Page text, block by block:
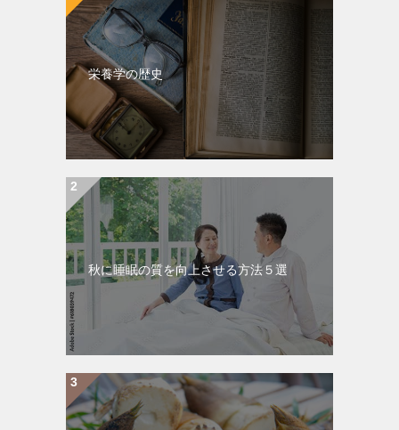
栄養学の歴史
秋に睡眠の質を向上させる方法５選